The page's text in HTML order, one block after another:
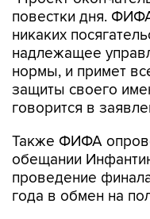
повестки дня.
никаких
надлежащее
нормы, и примет
защиты своего
говорится в
Также ФИФА
обещании
проведение
года в обмен на